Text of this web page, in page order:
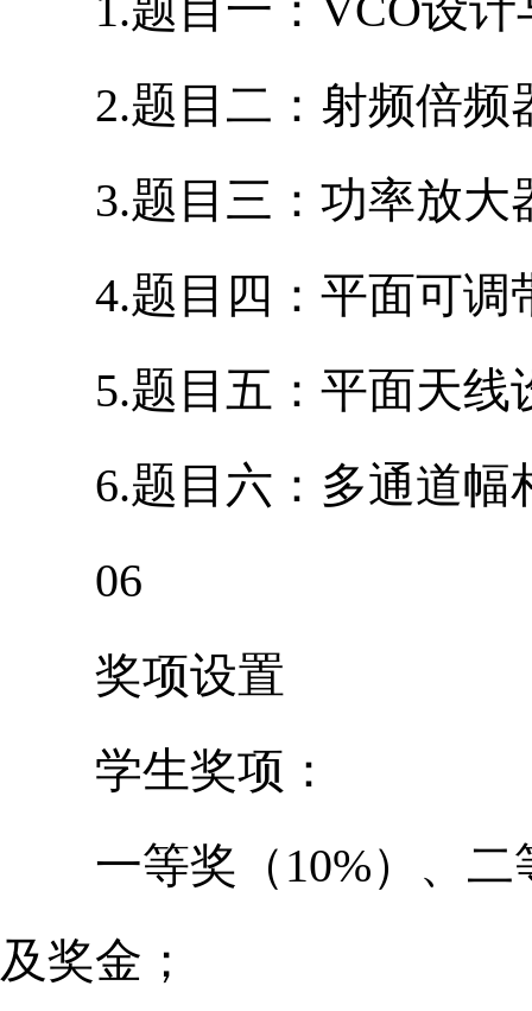
2.题目二：射频倍频
3.题目三：功率放大
4.题目四：平面可调
5.题目五：平面天线
6.题目六：多通道幅
06
奖项设置
学生奖项：
一等奖（10%）、二
及奖金；